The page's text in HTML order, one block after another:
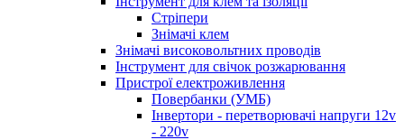
Стріпери
Знімачі клем
Знімачі високовольтних проводів
Інструмент для свічок розжарювання
Пристрої електроживлення
Повербанки (УМБ)
Інвертори - перетворювачі напруги 12v
- 220v